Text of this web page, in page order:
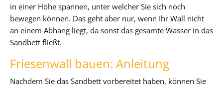
in einer Höhe spannen, unter welcher Sie sich noch
bewegen können. Das geht aber nur, wenn Ihr Wall nicht
an einem Abhang liegt, da sonst das gesamte Wasser in das
Sandbett fließt.
Friesenwall bauen: Anleitung
Nachdem Sie das Sandbett vorbereitet haben, können Sie